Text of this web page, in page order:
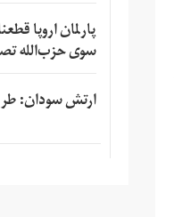
پارلمان اروپا
سوی حزب‌الله
ارتش سودان: